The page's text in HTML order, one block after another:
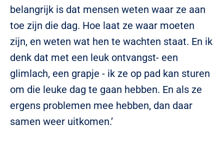
belangrijk is dat mensen weten waar ze aan
toe zijn die dag. Hoe laat ze waar moeten
zijn, en weten wat hen te wachten staat. En ik
denk dat met een leuk ontvangst- een
glimlach, een grapje - ik ze op pad kan sturen
om die leuke dag te gaan hebben. En als ze
ergens problemen mee hebben, dan daar
samen weer uitkomen.’